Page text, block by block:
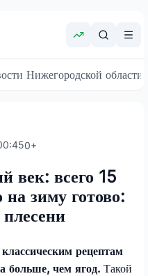
Нижегородской области
0+
век: всего 15
зиму готово:
плесени
рецептам
больше, чем ягод. Такой